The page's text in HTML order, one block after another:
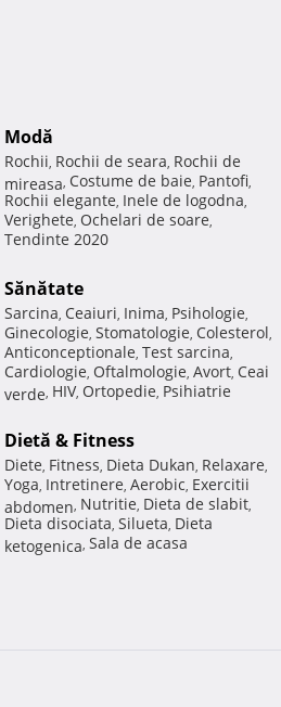
Modă
Rochii, Rochii de seara, Rochii de
mireasa, Costume de baie, Pantofi,
Rochii elegante, Inele de logodna,
Verighete, Ochelari de soare,
Tendinte 2020
Sănătate
Sarcina, Ceaiuri, Inima, Psihologie,
Ginecologie, Stomatologie, Colesterol,
Anticonceptionale, Test sarcina,
Cardiologie, Oftalmologie, Avort, Ceai
verde, HIV, Ortopedie, Psihiatrie
Dietă & Fitness
Diete, Fitness, Dieta Dukan, Relaxare,
Yoga, Intretinere, Aerobic, Exercitii
abdomen, Nutritie, Dieta de slabit,
Dieta disociata, Silueta, Dieta
ketogenica, Sala de acasa